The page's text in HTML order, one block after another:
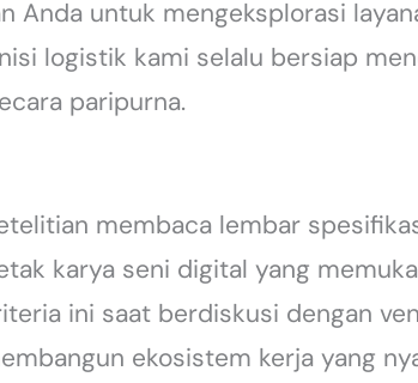
Anda untuk mengeksplorasi
logistik kami selalu bersiap
paripurna.
membaca lembar
karya seni digital yang
ini saat berdiskusi dengan
ekosistem kerja yang